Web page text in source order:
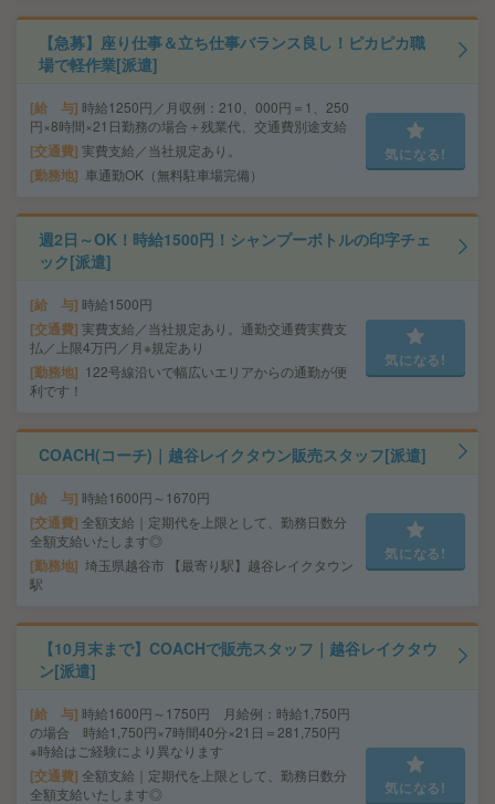
【急募】座り仕事＆立ち仕事バランス良し！ピカピカ職
場で軽作業[派遣]
給 与 時給1250円／月収例：210、000円＝1、250
円×8時間×21日勤務の場合＋残業代、交通費別途支給
交通費 実費支給／当社規定あり。
勤務地 車通勤OK（無料駐車場完備）
気になる!
週2日～OK！時給1500円！シャンプーボトルの印字チェ
ック[派遣]
給 与 時給1500円
交通費 実費支給／当社規定あり。通勤交通費実費支
払／上限4万円／月※規定あり
勤務地
122号線沿いで幅広いエリアからの通勤が便
利です！
気になる!
COACH(コーチ)｜越谷レイクタウン販売スタッフ[派遣]
給 与 時給1600円～1670円
交通費 全額支給｜定期代を上限として、勤務日数分
全額支給いたします◎
勤務地 埼玉県越谷市 【最寄り駅】越谷レイクタウン
駅
気になる!
【10月末まで】COACHで販売スタッフ｜越谷レイクタウ
ン[派遣]
給 与 時給1600円～1750円 月給例：時給1,750円
の場合 時給1,750円×7時間40分×21日＝281,750円
※時給はご経験により異なります
交通費 全額支給｜定期代を上限として、勤務日数分
全額支給いたします◎
気になる!